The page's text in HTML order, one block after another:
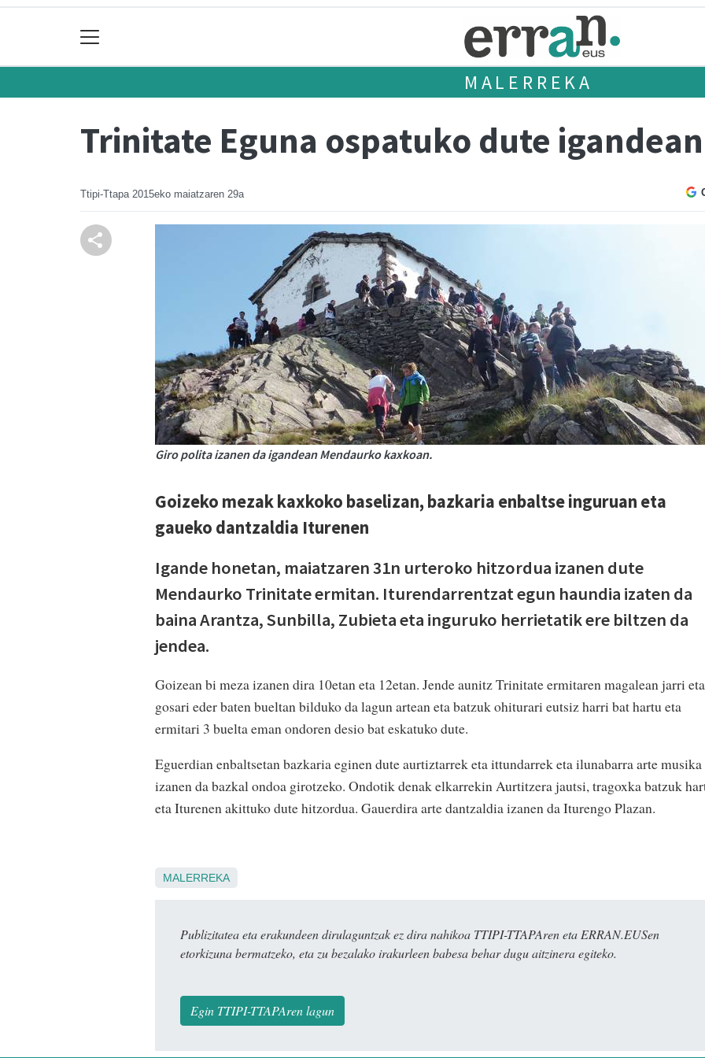
MALERREKA
Trinitate Eguna ospatuko dute
Ttipi-Ttapa 2015eko maiatzaren 29a
Giro polita izanen da igandean Mendaurko kaxkoan.
Goizeko mezak kaxkoko baselizan, bazkaria enbaltse inguruan eta
gaueko dantzaldia Iturenen
Igande honetan, maiatzaren 31n urteroko hitzordua izanen dute
Mendaurko Trinitate ermitan. Iturendarrentzat egun haundia izaten da
baina Arantza, Sunbilla, Zubieta eta inguruko herrietatik ere biltzen da
jendea.
Goizean bi meza izanen dira 10etan eta 12etan. Jende aunitz Trinitate ermitaren magalean jarri eta
gosari eder baten bueltan bilduko da lagun artean eta batzuk ohiturari eutsiz harri bat hartu eta
ermitari 3 buelta eman ondoren desio bat eskatuko dute.
Eguerdian enbaltsetan bazkaria eginen dute aurtiztarrek eta ittundarrek eta ilunabarra arte musika
izanen da bazkal ondoa girotzeko. Ondotik denak elkarrekin Aurtitzera jautsi, tragoxka batzuk
eta Iturenen akittuko dute hitzordua. Gauerdira arte dantzaldia izanen da Iturengo Plazan.
MALERREKA
Publizitatea eta erakundeen dirulaguntzak ez dira nahikoa TTIPI-TTAPAren eta ERRAN.EUSen
etorkizuna bermatzeko, eta zu bezalako irakurleen babesa behar dugu aitzinera egiteko.
Egin TTIPI-TTAPAren lagun